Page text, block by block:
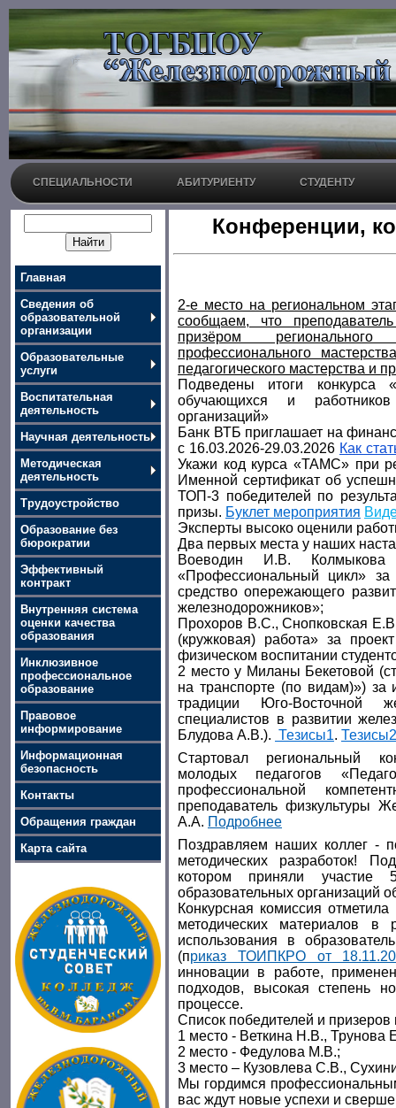
СПЕЦИАЛЬНОСТИ АБИТУРИЕНТУ СТУДЕНТУ
Главная
Сведения об
образовательной
организации
Образовательные
услуги
Воспитательная
деятельность
Научная деятельность
Методическая
деятельность
Трудоустройство
Образование без
бюрократии
Эффективный
контракт
Внутренняя система
оценки качества
образования
Инклюзивное
профессиональное
образование
Правовое
информирование
Информационная
безопасность
Контакты
Обращения граждан
Карта сайта
Конференции,
2‑е место на региональном
сообщаем, что
призёром
профессионального
педагогического мастерства и
Подведены итоги конкурса
обучающихся и работников
организаций»
Банк ВТБ приглашает на
с 16.03.2026-29.03.2026 Как
Укажи код курса «ТАМС» при
Именной сертификат об
ТОП-3 победителей по
призы. Буклет мероприятия
Эксперты высоко оценили
Два первых места у наших
Воеводин И.В.
«Профессиональный цикл»
средство опережающего
железнодорожников»;
Прохоров В.С., Снопковская
(кружковая) работа» за
физическом воспитании
2 место у Миланы Бекетовой
на транспорте (по видам)») за
традиции Юго-Восточной
специалистов в развитии
Блудова А.В.). Тезисы1. Тезисы2
Стартовал региональный
молодых педагогов
профессиональной
преподаватель физкультуры
А.А. Подробнее
Поздравляем наших коллег -
методических разработок!
котором приняли участие
образовательных организаций
Конкурсная комиссия
методических материалов
использования в
(приказ ТОИПКРО от
инновации в работе,
подходов, высокая степень
процессе.
Список победителей и
1 место - Веткина Н.В., Трунова
2 место - Федулова М.В.;
3 место – Кузовлева С.В.,
Мы гордимся
вас ждут новые успехи и